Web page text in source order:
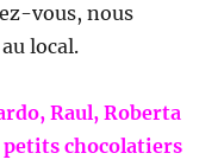
vous, nous
local.
Raul, Roberta
chocolatiers